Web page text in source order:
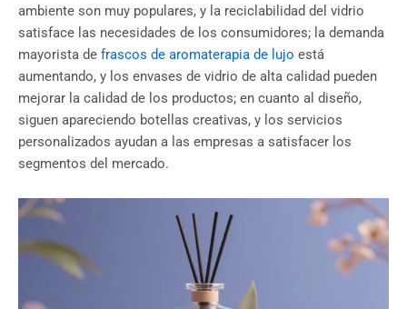
ambiente son muy populares, y la reciclabilidad del vidrio
satisface las necesidades de los consumidores; la demanda
mayorista de frascos de aromaterapia de lujo está
aumentando, y los envases de vidrio de alta calidad pueden
mejorar la calidad de los productos; en cuanto al diseño,
siguen apareciendo botellas creativas, y los servicios
personalizados ayudan a las empresas a satisfacer los
segmentos del mercado.